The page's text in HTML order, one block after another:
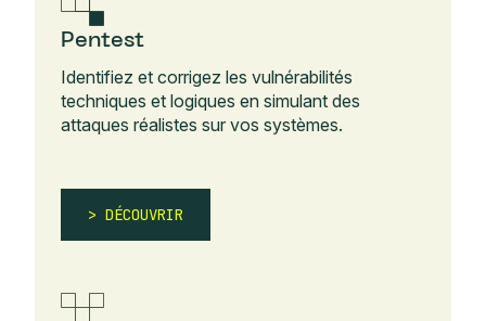
Pentest
Identifiez et corrigez les vulnérabilités
techniques et logiques en simulant des
attaques réalistes sur vos systèmes.
DÉCOUVRIR